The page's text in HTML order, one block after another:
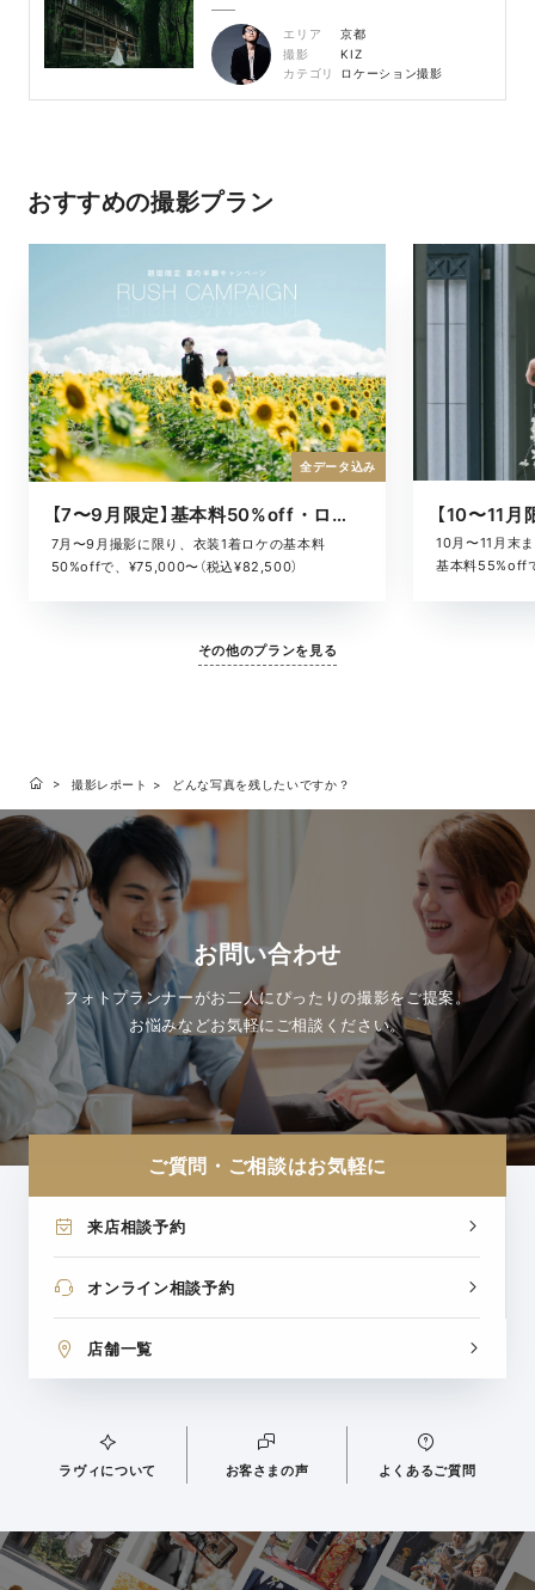
エリア
京都
撮影
KIZ
カテゴリ
ロケーション撮影
おすすめの撮影プラン
【7〜9月限定】基本料50%off・ロケキャンペーン
7月〜9月撮影に限り、衣装1着ロケの基本料
50%offで、¥75,000〜（税込¥82,500）
全データ込み
10月〜11月末
基本料55%off
その他のプランを見る
撮影レポート どんな写真を残したいですか？
お問い合わせ
フォトプランナーがお二人にぴったりの撮影をご提案。
お悩みなどお気軽にご相談ください。
ご質問・ご相談はお気軽に
来店相談予約
オンライン相談予約
店舗一覧
ラヴィについて お客さまの声 よくあるご質問